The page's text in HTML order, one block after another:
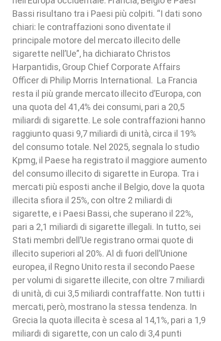
Bassi risultano tra i Paesi più colpiti. “I dati sono
chiari: le contraffazioni sono diventate il
principale motore del mercato illecito delle
sigarette nell’Ue”, ha dichiarato Christos
Harpantidis, Group Chief Corporate Affairs
Officer di Philip Morris International. La Francia
resta il più grande mercato illecito d’Europa, con
una quota del 41,4% dei consumi, pari a 20,5
miliardi di sigarette. Le sole contraffazioni hanno
raggiunto quasi 9,7 miliardi di unità, circa il 19%
del consumo totale. Nel 2025, segnala lo studio
Kpmg, il Paese ha registrato il maggiore aumento
del consumo illecito di sigarette in Europa. Tra i
mercati più esposti anche il Belgio, dove la quota
illecita sfiora il 25%, con oltre 2 miliardi di
sigarette, e i Paesi Bassi, che superano il 22%,
pari a 2,1 miliardi di sigarette illegali. In tutto, sei
Stati membri dell’Ue registrano ormai quote di
illecito superiori al 20%. Al di fuori dell’Unione
europea, il Regno Unito resta il secondo Paese
per volumi di sigarette illecite, con oltre 7 miliardi
di unità, di cui 3,5 miliardi contraffatte. Non tutti i
mercati, però, mostrano la stessa tendenza. In
Grecia la quota illecita è scesa al 14,1%, pari a 1,9
miliardi di sigarette, con un calo di 3,4 punti